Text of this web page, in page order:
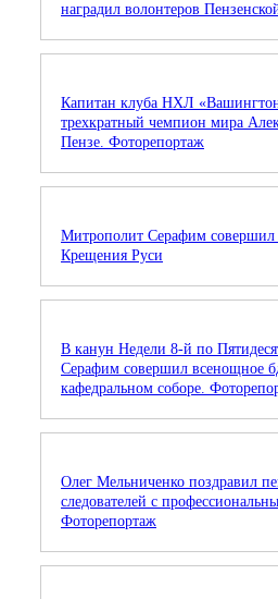
наградил волонтеров
Капитан клуба НХЛ
трехкратный чемпион мира
Пензе. Фоторепортаж
Митрополит Серафим
Крещения Руси
В канун Недели 8-й по
Серафим совершил всенощное
кафедральном соборе.
Олег Мельниченко поздравил
следователей с
Фоторепортаж